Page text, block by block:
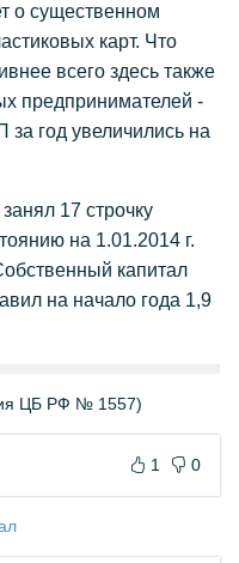
о существенном
карт. Что
всего здесь также
предпринимателей -
за год увеличились на
17 строчку
на 1.01.2014 г.
капитал
на начало года 1,9
ЦБ РФ № 1557)
1 0